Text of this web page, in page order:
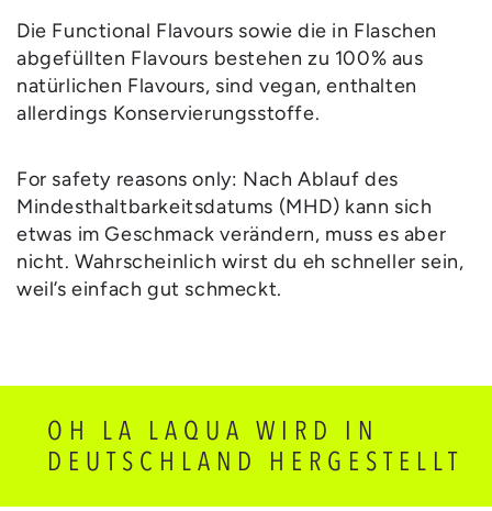
Die Functional Flavours sowie die in Flaschen
abgefüllten Flavours bestehen zu 100% aus
natürlichen Flavours, sind vegan, enthalten
allerdings Konservierungsstoffe.
For safety reasons only: Nach Ablauf des
Mindesthaltbarkeitsdatums (MHD) kann sich
etwas im Geschmack verändern, muss es aber
nicht. Wahrscheinlich wirst du eh schneller sein,
weil’s einfach gut schmeckt.
OH LA LAQUA WIRD IN
DEUTSCHLAND HERGESTELLT